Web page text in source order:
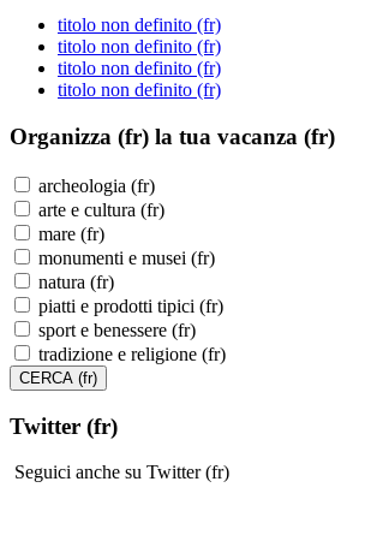
titolo non definito (fr)
titolo non definito (fr)
titolo non definito (fr)
titolo non definito (fr)
Organizza (fr) la tua vacanza (fr)
archeologia (fr)
arte e cultura (fr)
mare (fr)
monumenti e musei (fr)
natura (fr)
piatti e prodotti tipici (fr)
sport e benessere (fr)
tradizione e religione (fr)
Twitter (fr)
Seguici anche su Twitter (fr)